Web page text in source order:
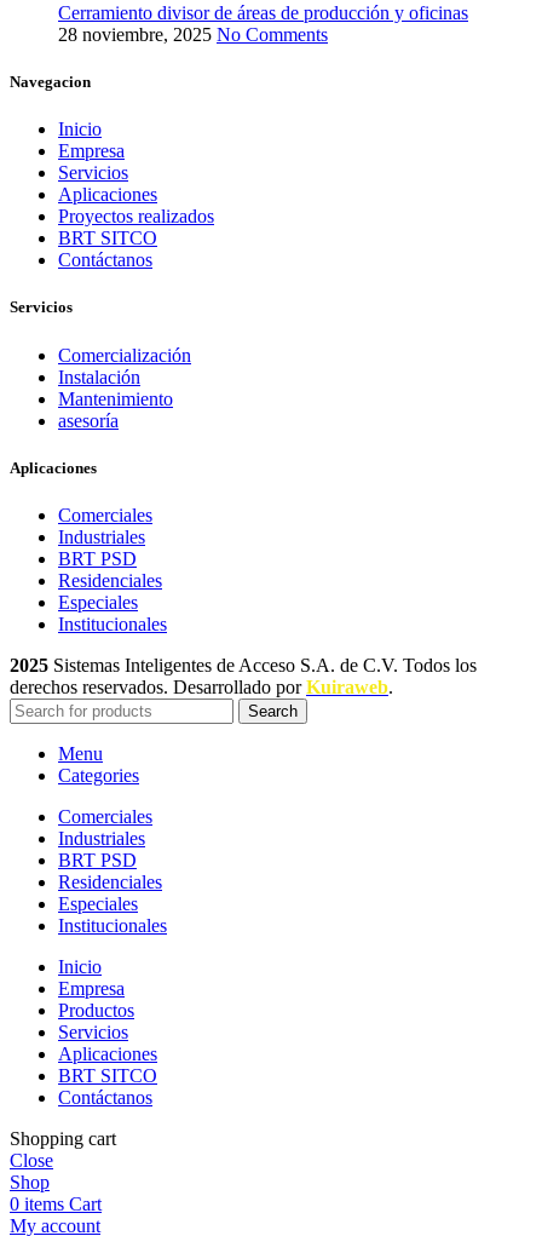
Cerramiento divisor de áreas de producción y oficinas
28 noviembre, 2025 No Comments
Navegacion
Inicio
Empresa
Servicios
Aplicaciones
Proyectos realizados
BRT SITCO
Contáctanos
Servicios
Comercialización
Instalación
Mantenimiento
asesoría
Aplicaciones
Comerciales
Industriales
BRT PSD
Residenciales
Especiales
Institucionales
2025 Sistemas Inteligentes de Acceso S.A. de C.V. Todos los
derechos reservados. Desarrollado porKuiraweb.
Search
Menu
Categories
Comerciales
Industriales
BRT PSD
Residenciales
Especiales
Institucionales
Inicio
Empresa
Productos
Servicios
Aplicaciones
BRT SITCO
Contáctanos
Shopping cart
Close
Shop
0 items Cart
My account